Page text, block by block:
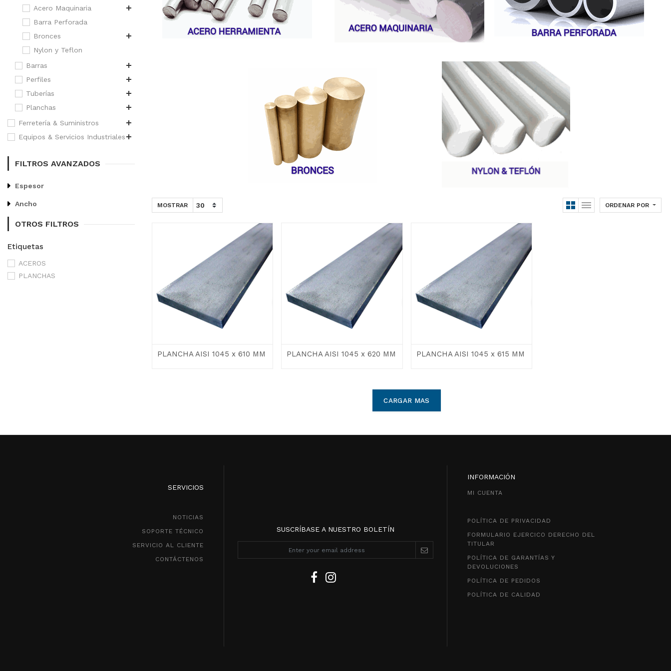
Acero Maquinaria
Barra Perforada
Bronces
Nylon y Teflon
Barras
Perfiles
Tuberías
Planchas
Ferretería & Suministros
Equipos & Servicios Industriales
FILTROS AVANZADOS
Espesor
Ancho
OTROS FILTROS
Etiquetas
ACEROS
PLANCHAS
MOSTRAR ORDENAR POR
PLANCHA AISI 1045 x 610 MM PLANCHA AISI 1045 x 620 MM PLANCHA AISI 1045 x 615 MM
CARGAR MAS
SERVICIOS
NOTICIAS
SOPORTE TÉCNICO
SERVICIO AL CLIENTE
CONTÁCTENOS
SUSCRÍBASE A NUESTRO BOLETÍN
INFORMACIÓN
MI CUENTA
POLÍTICA DE PRIVACIDAD
FORMULARIO EJERCICO DERECHO DEL
TITULAR
POLÍTICA DE GARANTÍAS Y
DEVOLUCIONES
POLÍTICA DE PEDIDOS
POLÍTICA DE CALIDAD